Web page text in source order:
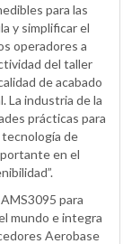
para las
y simplificar el
operadores a
del taller
de acabado
La industria de la
prácticas para
tecnología de
en el
para
mundo e integra
Aerobase